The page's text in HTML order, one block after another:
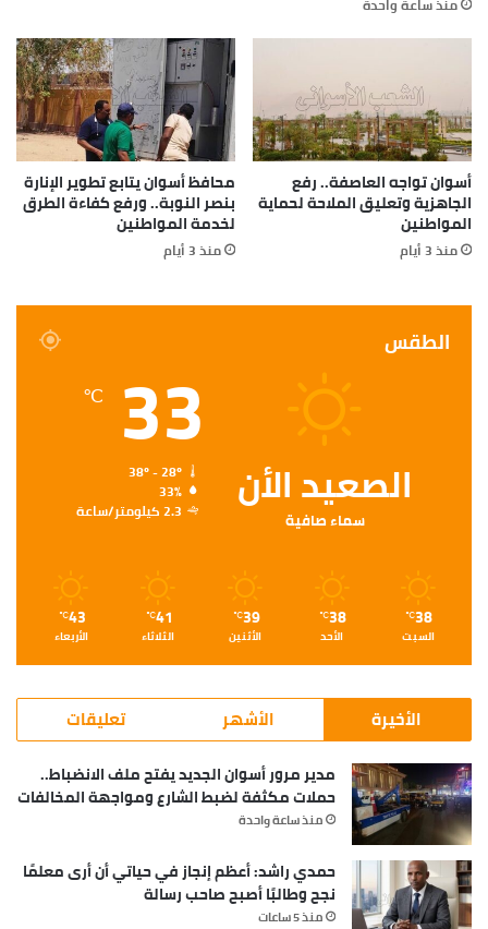
أسوان تواجه العاصفة.. رفع
الجاهزية وتعليق الملاحة لحماية
المواطنين
منذ 3 أيام
محافظ أسوان يتابع تطوير الإنارة
بنصر النوبة.. ورفع كفاءة الطرق
لخدمة المواطنين
منذ 3 أيام
الطقس
الصعيد الأن
سماء صافية
33
℃
38º - 28º
33%
2.3 كيلومتر/ساعة
38
℃
السبت
38
℃
الأحد
39
℃
الأثنين
41
℃
الثلاثاء
43
℃
الأربعاء
الأخيرة الأشهر تعليقات
مدير مرور أسوان الجديد يفتح ملف الانضباط..
حملات مكثفة لضبط الشارع ومواجهة المخالفات
منذ ساعة واحدة
حمدي راشد: أعظم إنجاز في حياتي أن أرى معلمًا
نجح وطالبًا أصبح صاحب رسالة
منذ 5 ساعات